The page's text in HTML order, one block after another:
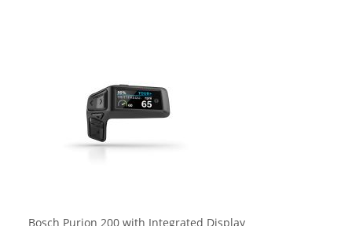
Bosch Purion 200 with Integrated Display